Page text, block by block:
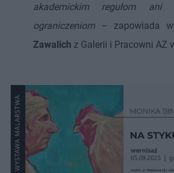
akademickim regułom ani
ograniczeniom– zapowiada
Zawalich z Galerii i Pracowni AZ